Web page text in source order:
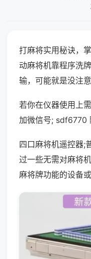
打麻将实用秘诀，
动麻将机靠程序洗
输，可能就是没注意
若你在仪器使用上
加微信号; sdf6770
四口麻将机遥控器;
过一些无需对麻将
麻将牌功能的设备或